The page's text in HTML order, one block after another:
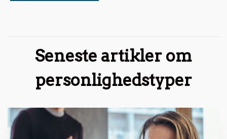
Seneste artikler om
personlighedstyper